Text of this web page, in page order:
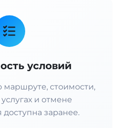
условий
стоимости,
и отмене
заранее.